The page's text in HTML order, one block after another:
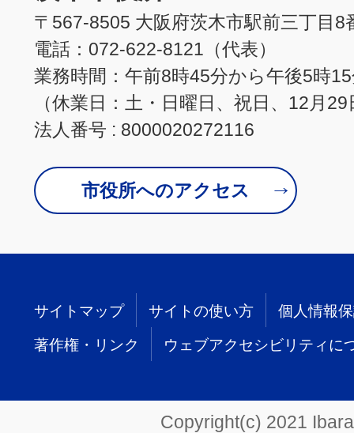
〒567-8505 大阪府茨木市駅前三丁目8
電話：072-622-8121（代表）
業務時間：午前8時45分から午後5時
（休業日：土・日曜日、祝日、12月
法人番号 : 8000020272116
市役所へのアクセス
サイトマップ サイトの使い方 個人情報
著作権・リンク ウェブアクセシビリティに
Copyright(c) 2021